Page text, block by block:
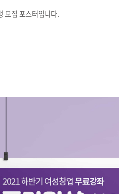
모집 포스터입니다.